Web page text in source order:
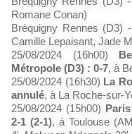
Romane Conan)
Bréquigny Rennes
Camille Lepaisant, Jade
25/08/2024 (16h00)
Métropole (D3) : 0-7, à
25/08/2024 (16h30) La
annulé, à La Roche-sur-
25/08/2024 (15h00)
2-1 (2-1), à Toulouse